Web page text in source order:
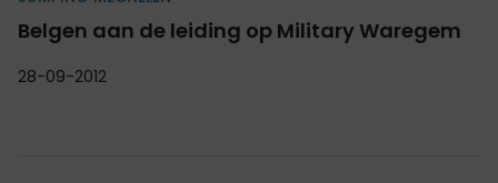
Belgen aan de leiding op Military Waregem
28-09-2012